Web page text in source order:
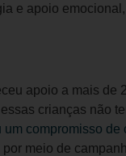
e apoio
apoio a mais de
crianças não
um compromisso
meio de